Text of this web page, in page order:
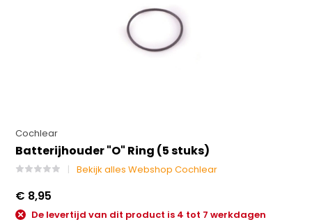
Cochlear
Batterijhouder "O" Ring (5 stuks)
Bekijk alles Webshop Cochlear
€ 8,95
De levertijd van dit product is 4 tot 7 werkdagen